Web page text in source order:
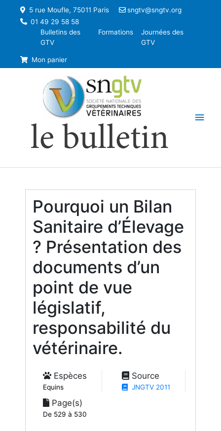
5 rue Moufle, 75011 Paris
sngtv@sngtv.org
01 49 29 58 58
Bulletins des
GTV
Formations
Journées des
GTV
Mon panier
le bulletin
Pourquoi un Bilan
Sanitaire d’Élevage
? Présentation des
documents d’un
point de vue
législatif,
responsabilité du
vétérinaire.
Espèces
Equins
Source
JNGTV 2011
Page(s)
De 529 à 530